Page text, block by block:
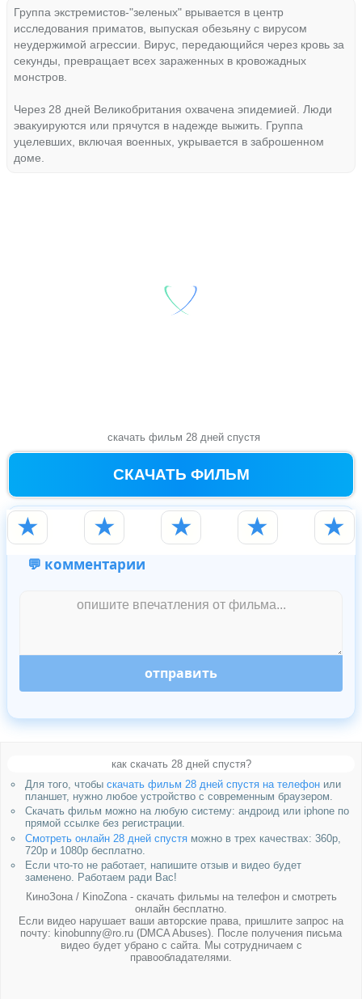
Группа экстремистов-"зеленых" врывается в центр
исследования приматов, выпуская обезьяну с вирусом
неудержимой агрессии. Вирус, передающийся через кровь за
секунды, превращает всех зараженных в кровожадных
монстров.
Через 28 дней Великобритания охвачена эпидемией. Люди
эвакуируются или прячутся в надежде выжить. Группа
уцелевших, включая военных, укрывается в заброшенном
доме.
скачать фильм 28 дней спустя
СКАЧАТЬ ФИЛЬМ
★ ★ ★ ★ ★
💬 комментарии
отправить
как скачать 28 дней спустя?
Для того, чтобы скачать фильм 28 дней спустя на телефонили
планшет, нужно любое устройство с современным браузером.
Скачать фильм можно на любую систему: андроид или iphone по
прямой ссылке без регистрации.
Смотреть онлайн 28 дней спустяможно в трех качествах: 360p,
720p и 1080p бесплатно.
Если что-то не работает, напишите отзыв и видео будет
заменено. Работаем ради Вас!
КиноЗона / KinoZona - скачать фильмы на телефон и смотреть
онлайн бесплатно.
Если видео нарушает ваши авторские права, пришлите запрос на
почту: kinobunny@ro.ru (DMCA Abuses). После получения письма
видео будет убрано с сайта. Мы сотрудничаем с
правообладателями.